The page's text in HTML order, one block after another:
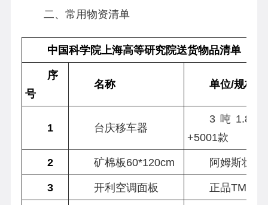
二、常用物资清单
中国科学院上海高等研究院送货物品清单
序
号
名称 单位/规格
1 台庆移车器
3吨1.8
+5001款
2
矿棉板60*120cm
阿姆斯壮
3
开利空调面板
正品